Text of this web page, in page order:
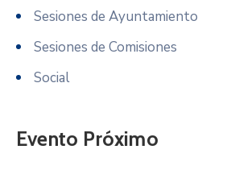
Sesiones de Ayuntamiento
Sesiones de Comisiones
Social
Evento Próximo